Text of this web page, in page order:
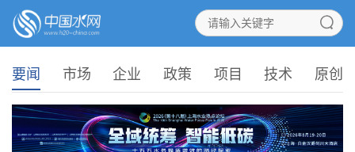
要闻 市场 企业 政策 项目 技术 原创